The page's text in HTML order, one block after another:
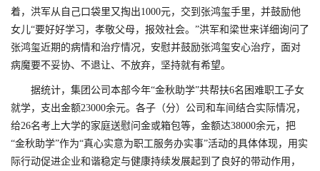
着，洪军从自己口袋里又掏出1000元，交到张鸿玺手里，并鼓励他
女儿“要好好学习，孝敬父母，报效社会。”洪军和梁世来详细询问了
张鸿玺近期的病情和治疗情况，安慰并鼓励张鸿玺安心治疗，面对
病魔要不妥协、不退让、不放弃，坚持就有希望。
据统计，集团公司本部今年“金秋助学”共帮扶6名困难职工子女
就学，支出金额23000余元。各子（分）公司和车间结合实际情况，
给26名考上大学的家庭送慰问金或箱包等，金额达38000余元，把
“金秋助学”作为“真心实意为职工服务办实事”活动的具体体现，用实
际行动促进企业和谐稳定与健康持续发展起到了良好的带动作用，